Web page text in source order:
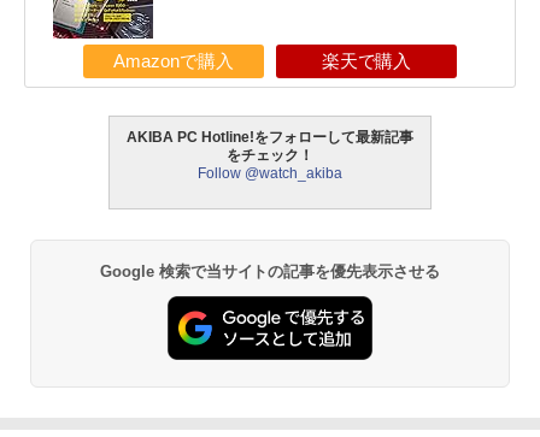
Amazonで購入 楽天で購入
AKIBA PC Hotline!をフォローして最新記事
をチェック！
Follow @watch_akiba
Google 検索で当サイトの記事を優先表示させる